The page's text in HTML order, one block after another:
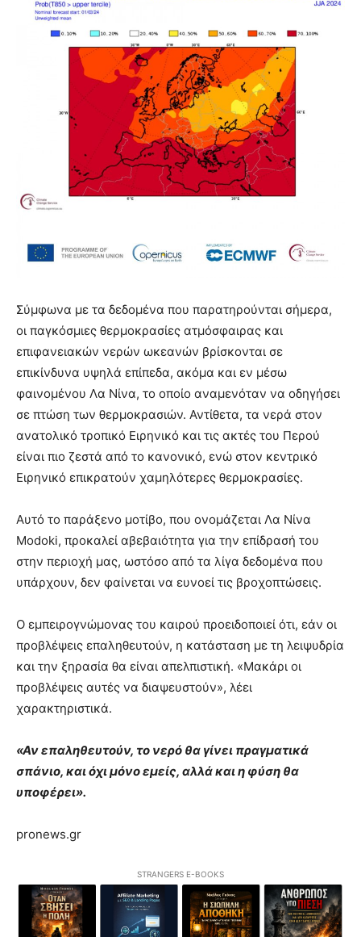
Σύμφωνα με τα δεδομένα που παρατηρούνται σήμερα,
οι παγκόσμιες θερμοκρασίες ατμόσφαιρας και
επιφανειακών νερών ωκεανών βρίσκονται σε
επικίνδυνα υψηλά επίπεδα, ακόμα και εν μέσω
φαινομένου Λα Νίνα, το οποίο αναμενόταν να οδηγήσει
σε πτώση των θερμοκρασιών. Αντίθετα, τα νερά στον
ανατολικό τροπικό Ειρηνικό και τις ακτές του Περού
είναι πιο ζεστά από το κανονικό, ενώ στον κεντρικό
Ειρηνικό επικρατούν χαμηλότερες θερμοκρασίες.
Αυτό το παράξενο μοτίβο, που ονομάζεται Λα Νίνα
Modoki, προκαλεί αβεβαιότητα για την επίδρασή του
στην περιοχή μας, ωστόσο από τα λίγα δεδομένα που
υπάρχουν, δεν φαίνεται να ευνοεί τις βροχοπτώσεις.
Ο εμπειρογνώμονας του καιρού προειδοποιεί ότι, εάν οι
προβλέψεις επαληθευτούν, η κατάσταση με τη λειψυδρία
και την ξηρασία θα είναι απελπιστική. «Μακάρι οι
προβλέψεις αυτές να διαψευστούν», λέει
χαρακτηριστικά.
«Αν επαληθευτούν, το νερό θα γίνει πραγματικά
σπάνιο, και όχι μόνο εμείς, αλλά και η φύση θα
υποφέρει».
pronews.gr
STRANGERS E-BOOKS